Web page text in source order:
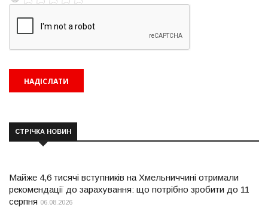
СТРІЧКА НОВИН
Майже 4,6 тисячі вступників на Хмельниччині отримали
рекомендації до зарахування: що потрібно зробити до 11
серпня 06.08.2026